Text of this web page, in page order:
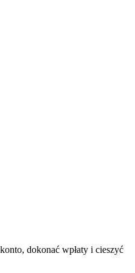
dokonać wpłaty i cieszyć